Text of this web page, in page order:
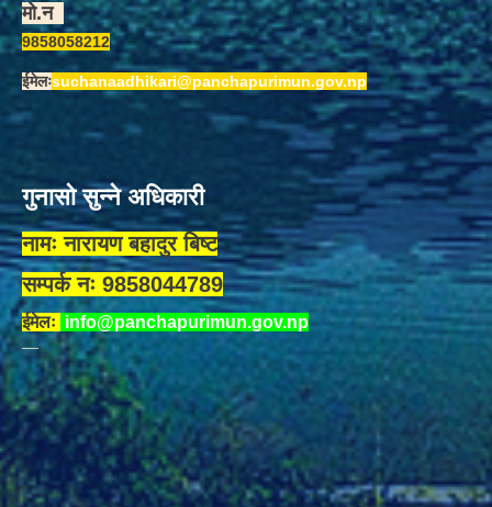
मो.न
9858058212
ईमेलःsuchanaadhikari@panchapurimun.gov.np
गुनासो सुन्ने अधिकारी
नामः नारायण बहादुर बिष्ट
सम्पर्क नः 9858044789
ईमेलः info@panchapurimun.gov.np